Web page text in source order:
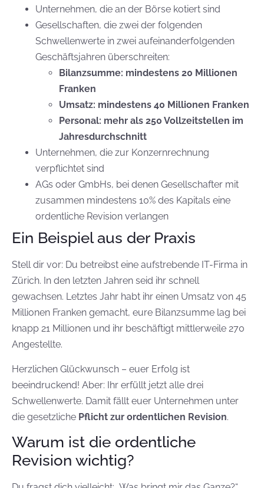
Unternehmen, die an der Börse kotiert sind
Gesellschaften, die zwei der folgenden
Schwellenwerte in zwei aufeinanderfolgenden
Geschäftsjahren überschreiten:
Bilanzsumme: mindestens 20 Millionen
Franken
Umsatz: mindestens 40 Millionen Franken
Personal: mehr als 250 Vollzeitstellen im
Jahresdurchschnitt
Unternehmen, die zur Konzernrechnung
verpflichtet sind
AGs oder GmbHs, bei denen Gesellschafter mit
zusammen mindestens 10% des Kapitals eine
ordentliche Revision verlangen
Ein Beispiel aus der Praxis
Stell dir vor: Du betreibst eine aufstrebende IT-Firma in
Zürich. In den letzten Jahren seid ihr schnell
gewachsen. Letztes Jahr habt ihr einen Umsatz von 45
Millionen Franken gemacht, eure Bilanzsumme lag bei
knapp 21 Millionen und ihr beschäftigt mittlerweile 270
Angestellte.
Herzlichen Glückwunsch – euer Erfolg ist
beeindruckend! Aber: Ihr erfüllt jetzt alle drei
Schwellenwerte. Damit fällt euer Unternehmen unter
die gesetzliche Pflicht zur ordentlichen Revision.
Warum ist die ordentliche
Revision wichtig?